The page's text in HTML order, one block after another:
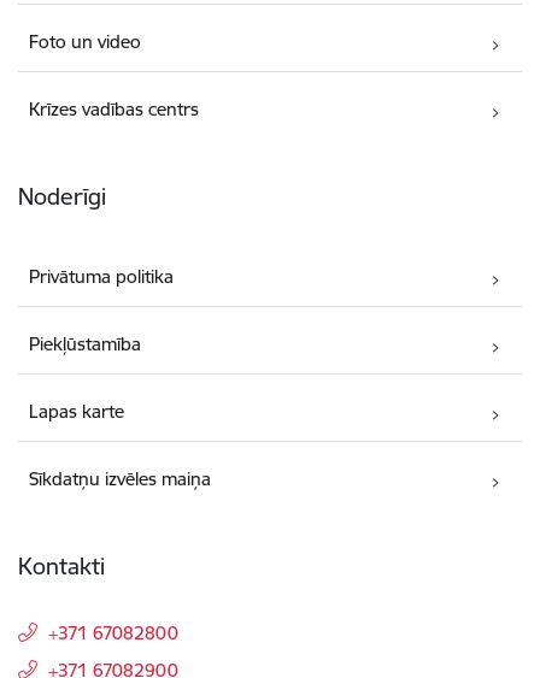
Foto un video
Krīzes vadības centrs
Noderīgi
Privātuma politika
Piekļūstamība
Lapas karte
Sīkdatņu izvēles maiņa
Kontakti
+371 67082800
+371 67082900